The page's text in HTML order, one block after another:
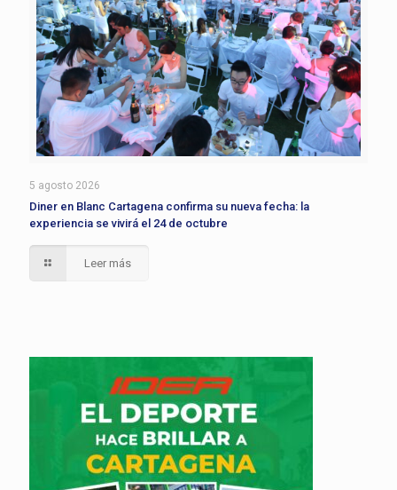
5 agosto 2026
Diner en Blanc Cartagena confirma su nueva fecha: la
experiencia se vivirá el 24 de octubre
Leer más